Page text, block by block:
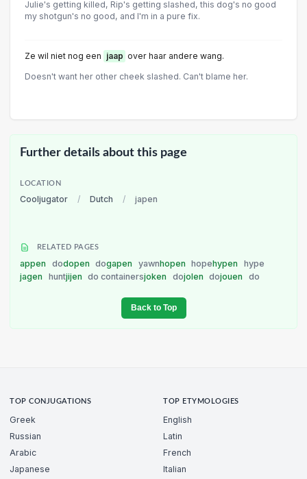
Julie's getting killed, Rip's getting slashed, this dog's no good
my shotgun's no good, and I'm in a pure fix.
Ze wil niet nog een jaap over haar andere wang.
Doesn't want her other cheek slashed. Can't blame her.
Further details about this page
LOCATION
Cooljugator / Dutch / japen
RELATED PAGES
appen dodopen dogapen yawnhopen hopehypen
hype
jagen
huntjijen do containersjoken dojolen dojouen do
Back to Top
TOP CONJUGATIONS
Greek
Russian
Arabic
Japanese
TOP ETYMOLOGIES
English
Latin
French
Italian